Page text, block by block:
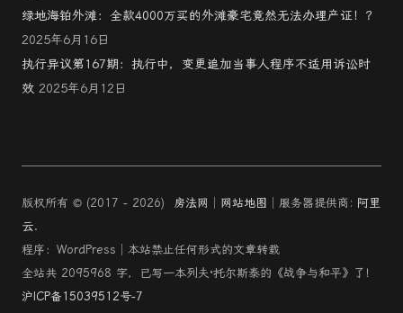
绿地海铂外滩：全款4000万买的外滩豪宅竟然无法办理产证！？
2025年6月16日
执行异议第167期：执行中，变更追加当事人程序不适用诉讼时
效 2025年6月12日
版权所有 © (2017 - 2026) 房法网 网站地图 │服务器提供商: 阿里
云.
程序：WordPress│本站禁止任何形式的文章转载
全站共 2095968 字，已写一本列夫·托尔斯泰的《战争与和平》了！
沪ICP备15039512号-7